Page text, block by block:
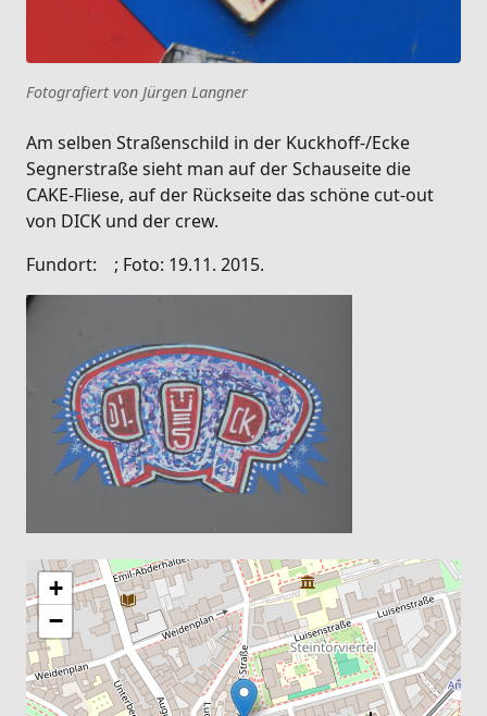
Fotografiert von Jürgen Langner
Am selben Straßenschild in der Kuckhoff-/Ecke
Segnerstraße sieht man auf der Schauseite die
CAKE-Fliese, auf der Rückseite das schöne cut-out
von DICK und der crew.
Fundort: ; Foto: 19.11. 2015.
+
−